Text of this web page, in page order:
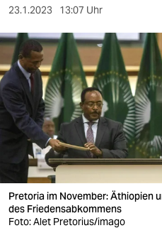
sport
berlin
nord
wahrheit
verlag
verlag
23.1.2023 13:07 Uhr
Pretoria im November: Äthiopien
des Friedensabkommens
Foto: Alet Pretorius/imago